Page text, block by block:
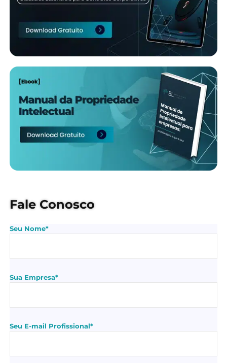
Fale Conosco
Seu Nome*
Sua Empresa*
Seu E-mail Profissional*